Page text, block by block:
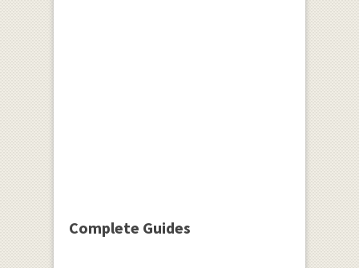
Complete Guides